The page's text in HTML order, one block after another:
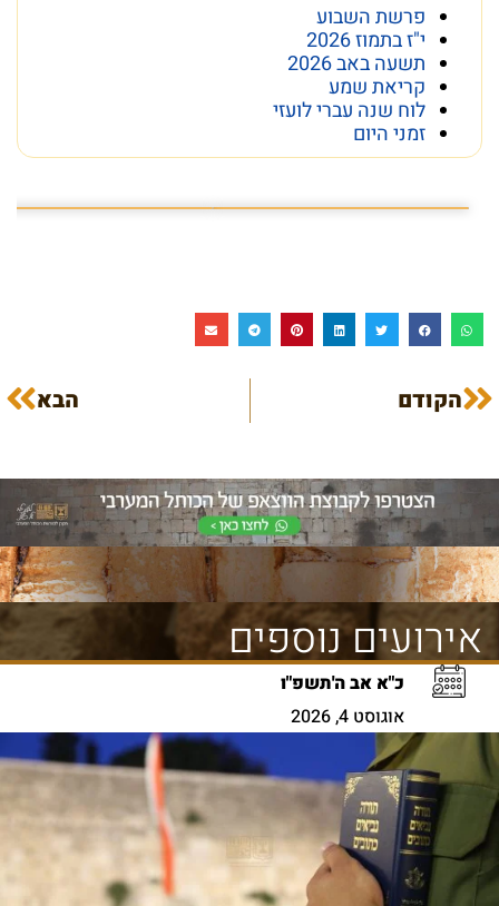
פרשת השבוע
י"ז בתמוז 2026
תשעה באב 2026
קריאת שמע
לוח שנה עברי לועזי
זמני היום
הקודם הבא
אירועים נוספים
כ"א אב ה'תשפ"ו
אוגוסט 4, 2026